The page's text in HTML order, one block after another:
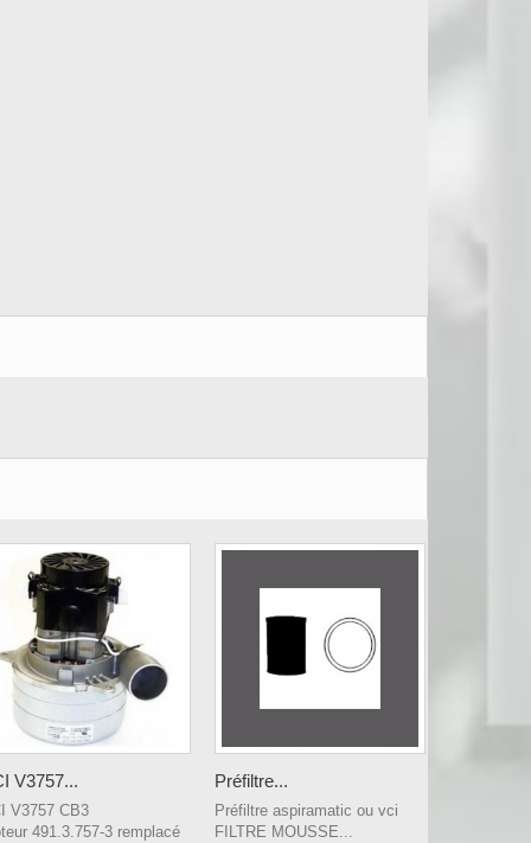
V3757...
V3757 CB3
491.3.757-3 remplacé
Préfiltre...
Préfiltre aspiramatic ou vci
FILTRE MOUSSE...